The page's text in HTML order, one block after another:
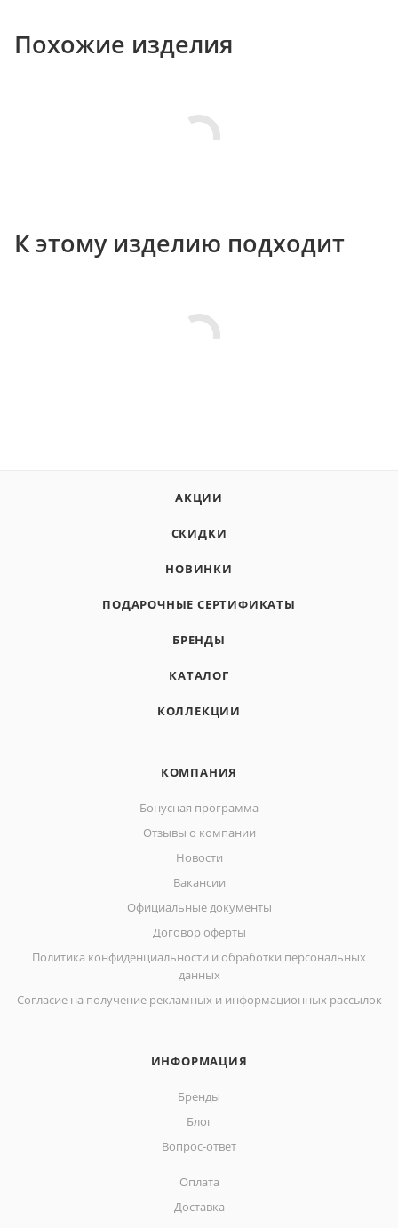
Похожие изделия
К этому изделию подходит
АКЦИИ
СКИДКИ
НОВИНКИ
ПОДАРОЧНЫЕ СЕРТИФИКАТЫ
БРЕНДЫ
КАТАЛОГ
КОЛЛЕКЦИИ
КОМПАНИЯ
Бонусная программа
Отзывы о компании
Новости
Вакансии
Официальные документы
Договор оферты
Политика конфиденциальности и обработки персональных
данных
Согласие на получение рекламных и информационных рассылок
ИНФОРМАЦИЯ
Бренды
Блог
Вопрос-ответ
Оплата
Доставка